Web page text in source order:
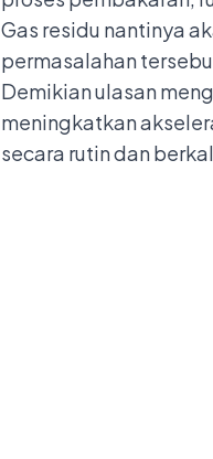
Gas residu nantinya
permasalahan
Demikian ulasan
meningkatkan
secara rutin dan